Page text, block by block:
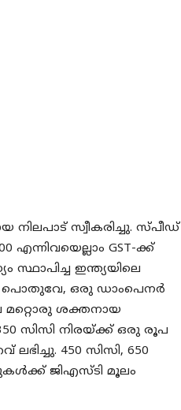
സ്വീകരിച്ചു. സ്പീഡ്
എന്നിവയെല്ലാം GST-ക്ക്
ഇന്ത്യയിലെ
പൊതുവേ, ഒരു ഡാംപെനർ
മറ്റൊരു ശക്തനായ
സിസി നിരയ്ക്ക് ഒരു രൂപ
450 സിസി, 650
ജിഎസ്ടി മൂലം